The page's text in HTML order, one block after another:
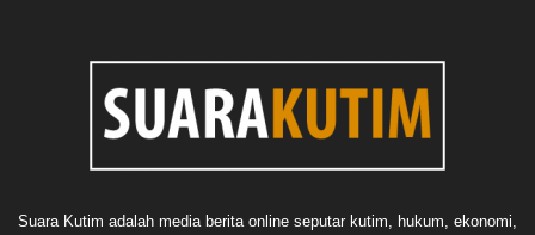
Suara Kutim adalah media berita online seputar kutim, hukum, ekonomi,